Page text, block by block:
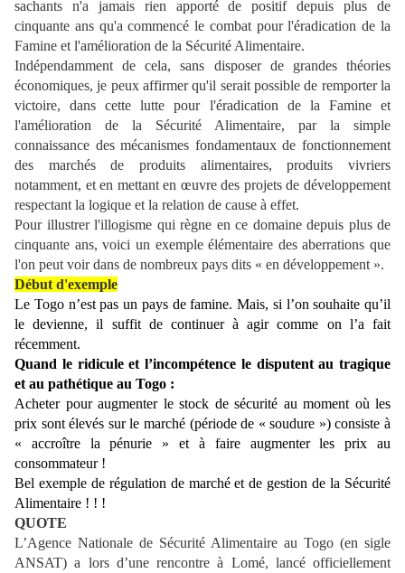
sachants n'a jamais rien apporté de positif depuis plus de
cinquante ans qu'a commencé le combat pour l'éradication de la
Famine et l'amélioration de la Sécurité Alimentaire.
Indépendamment de cela, sans disposer de grandes théories
économiques, je peux affirmer qu'il serait possible de remporter la
victoire, dans cette lutte pour l'éradication de la Famine et
l'amélioration de la Sécurité Alimentaire, par la simple
connaissance des mécanismes fondamentaux de fonctionnement
des marchés de produits alimentaires, produits vivriers
notamment, et en mettant en œuvre des projets de développement
respectant la logique et la relation de cause à effet.
Pour illustrer l'illogisme qui règne en ce domaine depuis plus de
cinquante ans, voici un exemple élémentaire des aberrations que
l'on peut voir dans de nombreux pays dits « en développement ».
Début d'exemple
Le Togo n’est pas un pays de famine. Mais, si l’on souhaite qu’il
le devienne, il suffit de continuer à agir comme on l’a fait
récemment.
Quand le ridicule et l’incompétence le disputent au tragique
et au pathétique au Togo :
Acheter pour augmenter le stock de sécurité au moment où les
prix sont élevés sur le marché (période de « soudure ») consiste à
« accroître la pénurie » et à faire augmenter les prix au
consommateur !
Bel exemple de régulation de marché et de gestion de la Sécurité
Alimentaire ! ! !
QUOTE
L’Agence Nationale de Sécurité Alimentaire au Togo (en sigle
ANSAT) a lors d’une rencontre à Lomé, lancé officiellement